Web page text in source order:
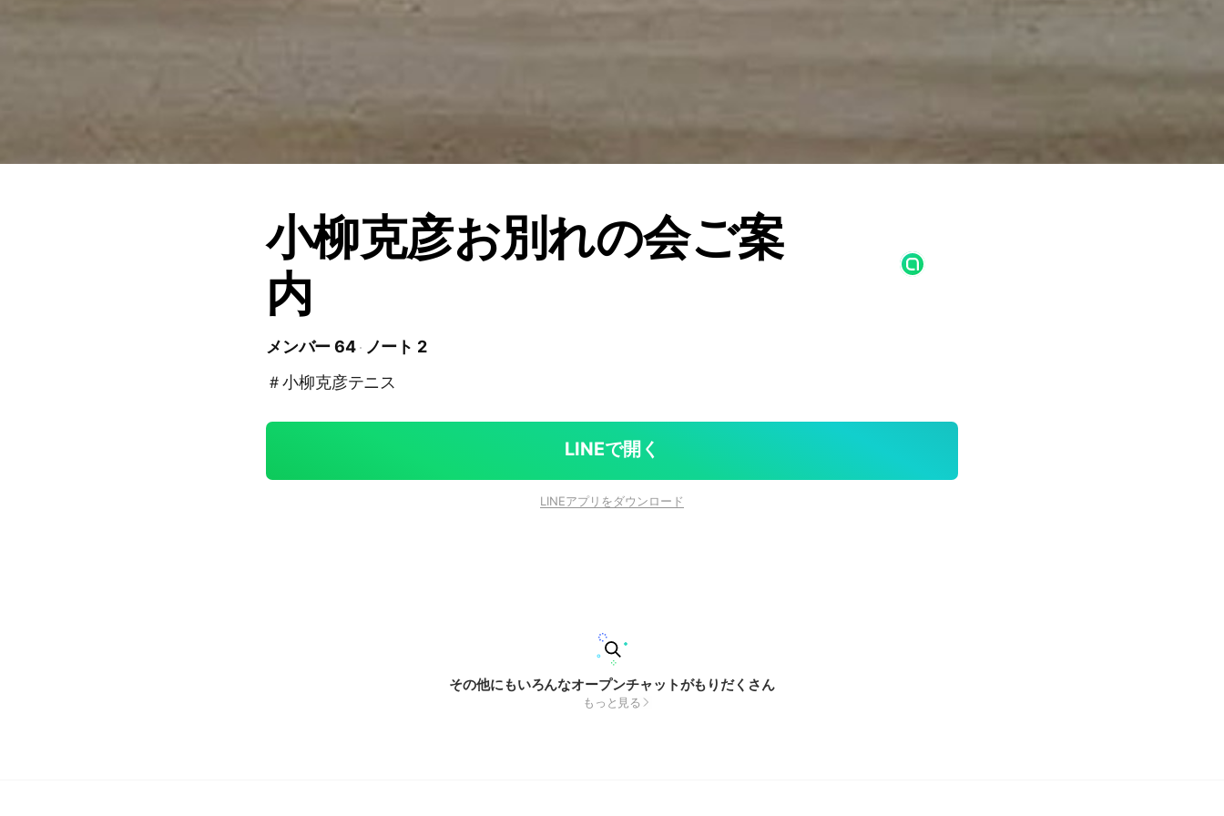
小柳克彦お別れの会ご案
内
メンバー 64
ノート 2
＃小柳克彦テニス
LINEで開く
LINEアプリをダウンロード
その他にもいろんなオープンチャットがもりだくさん
もっと見る